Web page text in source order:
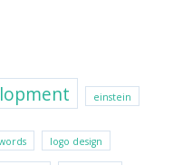
einstein
logo design